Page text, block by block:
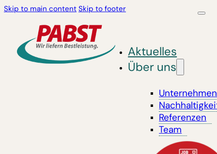
Skip to main content Skip to footer
Aktuelles
Über uns
Unternehmen
Referenzen
Team